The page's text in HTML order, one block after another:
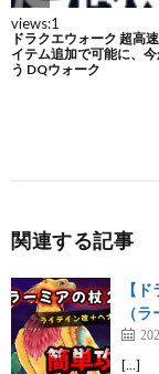
関連する記事
【
（
[…]